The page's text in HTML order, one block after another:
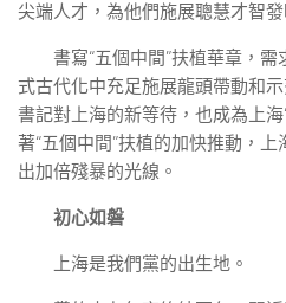
尖端人才，為他們施展聰慧才智
書寫“五個中間”扶植華章，需
式古代化中充足施展龍頭帶動和
書記對上海的新等待，也成為上
著“五個中間”扶植的加快推動，
出加倍殘暴的光線。
初心如磐
上海是我們黨的出生地。